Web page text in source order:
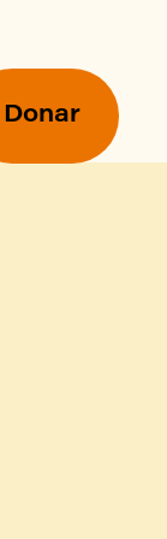
Donar